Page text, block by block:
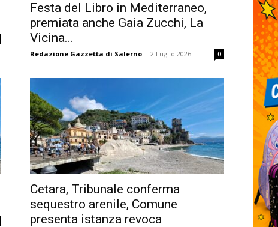
Festa del Libro in Mediterraneo,
premiata anche Gaia Zucchi, La
Vicina...
Redazione Gazzetta di Salerno - 2 Luglio 2026 0
Cetara, Tribunale conferma
sequestro arenile, Comune
presenta istanza revoca